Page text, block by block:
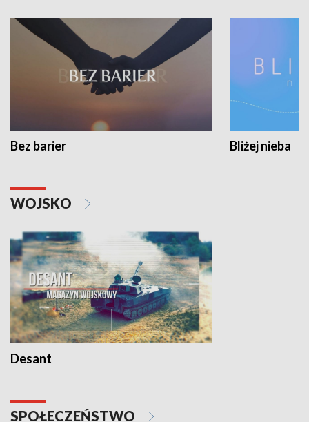
Bez barier Bliżej nieba
WOJSKO
Desant
SPOŁECZEŃSTWO